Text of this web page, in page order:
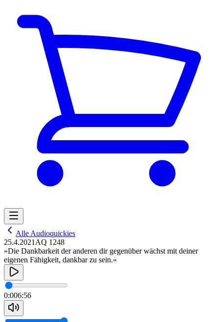
Alle Audioquickies
25.4.2021 AQ 1248
»Die Dankbarkeit der anderen dir gegenüber wächst mit deiner
eigenen Fähigkeit, dankbar zu sein.«
0:006:56